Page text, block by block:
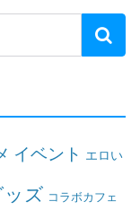
イベント エロい
ッズ コラボカフェ